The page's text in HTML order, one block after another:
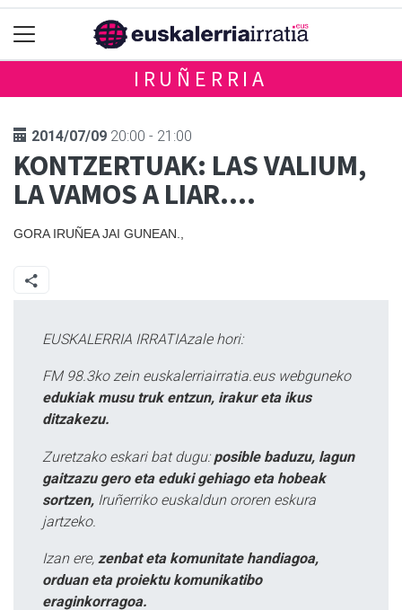
IRUÑERRIA
2014/07/09 20:00 - 21:00
KONTZERTUAK: LAS VALIUM,
LA VAMOS A LIAR....
GORA IRUÑEA JAI GUNEAN.,
EUSKALERRIA IRRATIAzale hori:
FM 98.3ko zein euskalerriairratia.eus webguneko
edukiak musu truk entzun, irakur eta ikus
ditzakezu.
Zuretzako eskari bat dugu: posible baduzu, lagun
gaitzazu gero eta eduki gehiago eta hobeak
sortzen, Iruñerriko euskaldun ororen eskura
jartzeko.
Izan ere, zenbat eta komunitate handiagoa,
orduan eta proiektu komunikatibo
eraginkorragoa.